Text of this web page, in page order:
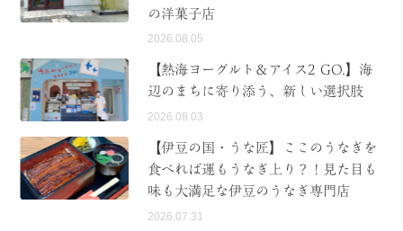
の洋菓子店
2026.08.05
【熱海ヨーグルト＆アイス2 GO.】海
辺のまちに寄り添う、新しい選択肢
2026.08.03
【伊豆の国・うな匠】ここのうなぎを
食べれば運もうなぎ上り？！見た目も
味も大満足な伊豆のうなぎ専門店
2026.07.31